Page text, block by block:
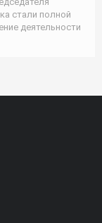
стали полной
деятельности